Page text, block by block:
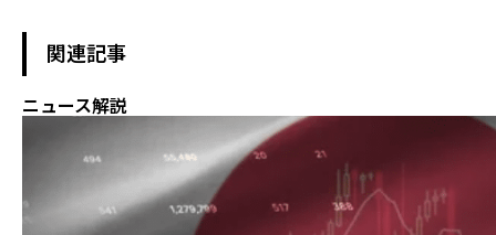
関連記事
ニュース解説